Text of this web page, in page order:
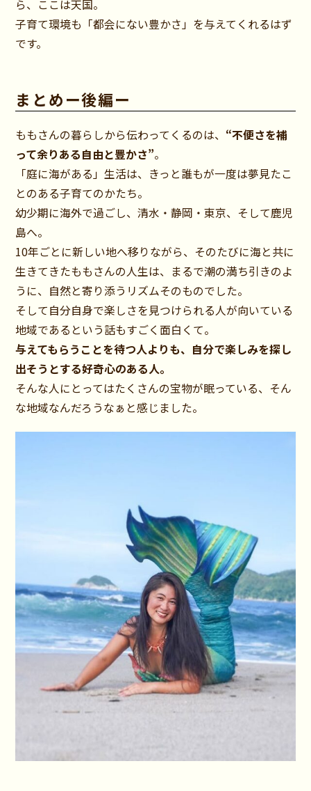
ら、ここは天国。
子育て環境も「都会にない豊かさ」を与えてくれるはず
です。
まとめー後編ー
ももさんの暮らしから伝わってくるのは、 “不便さを補
って余りある自由と豊かさ”。
「庭に海がある」生活は、きっと誰もが一度は夢見たこ
とのある子育てのかたち。
幼少期に海外で過ごし、清水・静岡・東京、そして鹿児
島へ。
10年ごとに新しい地へ移りながら、そのたびに海と共に
生きてきたももさんの人生は、まるで潮の満ち引きのよ
うに、自然と寄り添うリズムそのものでした。
そして自分自身で楽しさを見つけられる人が向いている
地域であるという話もすごく面白くて。
与えてもらうことを待つ人よりも、自分で楽しみを探し
出そうとする好奇心のある人。
そんな人にとってはたくさんの宝物が眠っている、そん
な地域なんだろうなぁと感じました。